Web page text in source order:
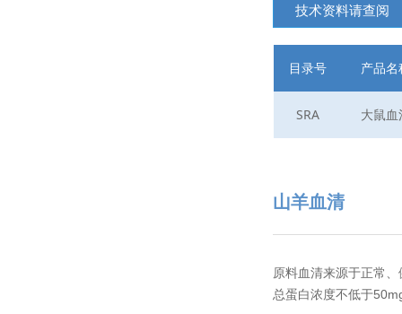
技术资料请查阅
目录号 产品名
SRA 大鼠血
山羊血清
原料血清来源于正常
总蛋白浓度不低于